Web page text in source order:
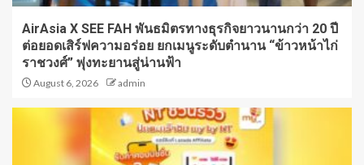
AirAsia X SEE FAH พันธมิตรทางธุรกิจยาวนานกว่า 20 ปี
ต่อยอดเสิร์ฟความอร่อย ยกเมนูระดับตำนาน “ข้าวหน้าไก่
ราชวงศ์” พุ่งทะยานสู่น่านฟ้า
August 6, 2026 admin